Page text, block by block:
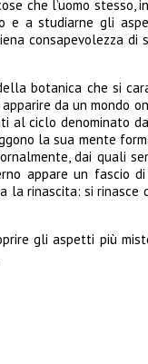
che l’uomo
e a studiarne gli
consapevolezza
botanica che si
da un mondo
ciclo denominato
la sua mente
dai quali
appare un fascio
rinascita: si
gli aspetti più